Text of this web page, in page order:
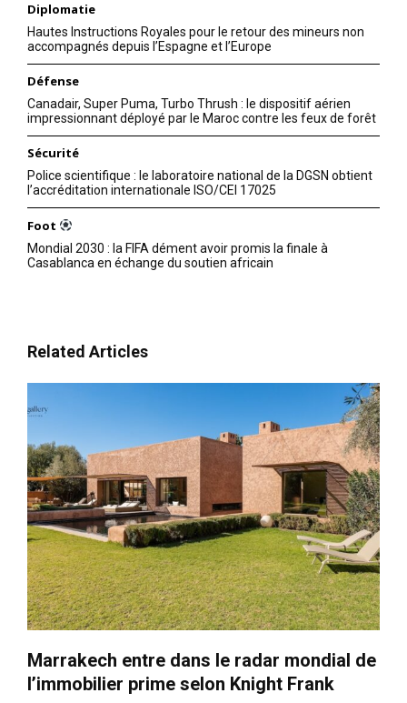
Diplomatie
Hautes Instructions Royales pour le retour des mineurs non
accompagnés depuis l’Espagne et l’Europe
Défense
Canadair, Super Puma, Turbo Thrush : le dispositif aérien
impressionnant déployé par le Maroc contre les feux de forêt
Sécurité
Police scientifique : le laboratoire national de la DGSN obtient
l’accréditation internationale ISO/CEI 17025
Foot
Mondial 2030 : la FIFA dément avoir promis la finale à
Casablanca en échange du soutien africain
Related Articles
Marrakech entre dans le radar mondial de
l’immobilier prime selon Knight Frank